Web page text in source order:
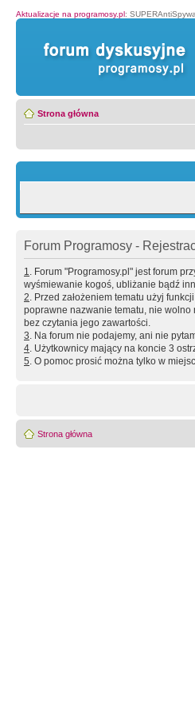
Aktualizacje na programosy.pl:
Strona główna
Forum Programosy -
1. Forum "Programosy.pl" jest forum
wyśmiewanie kogoś, ubliżanie bądź
2. Przed założeniem tematu użyj
poprawne nazwanie tematu, nie wolno
bez czytania jego zawartości.
3. Na forum nie podajemy, ani nie
4. Użytkownicy mający na koncie 3
5. O pomoc prosić można tylko w
Strona główna